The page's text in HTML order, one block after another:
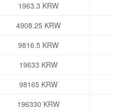
1963.3 KRW
4908.25 KRW
9816.5 KRW
19633 KRW
98165 KRW
196330 KRW